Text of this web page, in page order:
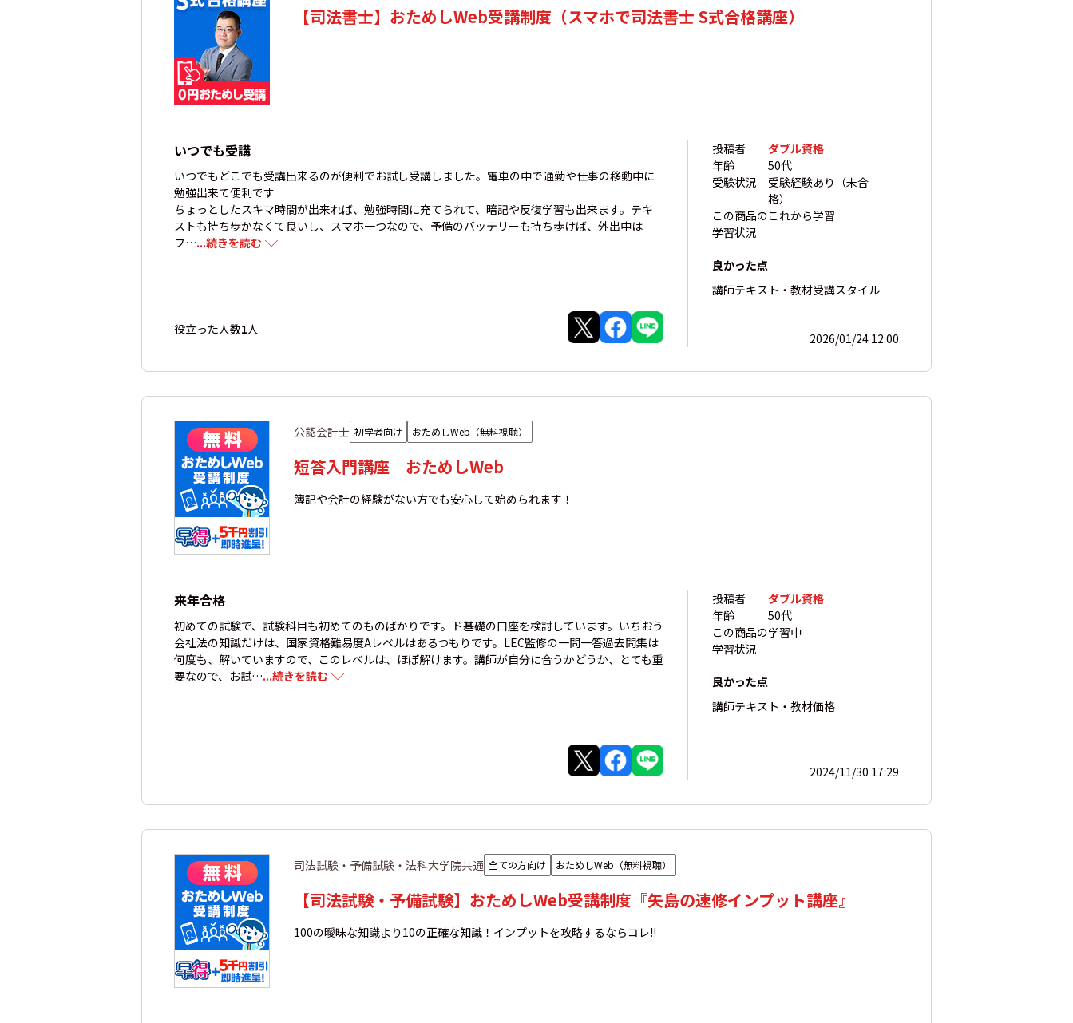
【司法書士】おためしWeb受講制度（スマホで司法書士 S式合格講座）
いつでも受講
いつでもどこでも受講出来るのが便利でお試し受講しました。電車の中で通勤や仕事の移動中に
勉強出来て便利です
ちょっとしたスキマ時間が出来れば、勉強時間に充てられて、暗記や反復学習も出来ます。テキ
ストも持ち歩かなくて良いし、スマホ一つなので、予備のバッテリーも持ち歩けば、外出中は
フ…...続きを読む
役立った人数1人
投稿者
ダブル資格
年齢
50代
受験状況
受験経験あり（未合
格）
この商品の
学習状況
これから学習
良かった点
講師テキスト・教材受講スタイル
2026/01/24 12:00
公認会計士 初学者向け おためしWeb（無料視聴）
短答入門講座 おためしWeb
簿記や会計の経験がない方でも安心して始められます！
来年合格
初めての試験で、試験科目も初めてのものばかりです。ド基礎の口座を検討しています。いちおう
会社法の知識だけは、国家資格難易度Aレベルはあるつもりです。LEC監修の一問一答過去問集は
何度も、解いていますので、このレベルは、ほぼ解けます。講師が自分に合うかどうか、とても重
要なので、お試…...続きを読む
投稿者
ダブル資格
年齢
50代
この商品の
学習状況
学習中
良かった点
講師テキスト・教材価格
2024/11/30 17:29
司法試験・予備試験・法科大学院共通 全ての方向け おためしWeb（無料視聴）
【司法試験・予備試験】おためしWeb受講制度『矢島の速修インプット講座』
100の曖昧な知識より10の正確な知識！インプットを攻略するならコレ!!